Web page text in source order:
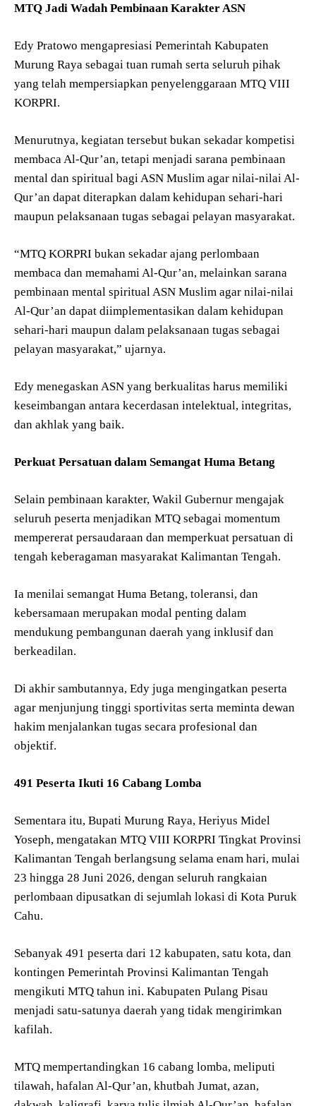
MTQ Jadi Wadah Pembinaan Karakter ASN
Edy Pratowo mengapresiasi Pemerintah Kabupaten
Murung Raya sebagai tuan rumah serta seluruh pihak
yang telah mempersiapkan penyelenggaraan MTQ VIII
KORPRI.
Menurutnya, kegiatan tersebut bukan sekadar kompetisi
membaca Al-Qur’an, tetapi menjadi sarana pembinaan
mental dan spiritual bagi ASN Muslim agar nilai-nilai Al-
Qur’an dapat diterapkan dalam kehidupan sehari-hari
maupun pelaksanaan tugas sebagai pelayan masyarakat.
“MTQ KORPRI bukan sekadar ajang perlombaan
membaca dan memahami Al-Qur’an, melainkan sarana
pembinaan mental spiritual ASN Muslim agar nilai-nilai
Al-Qur’an dapat diimplementasikan dalam kehidupan
sehari-hari maupun dalam pelaksanaan tugas sebagai
pelayan masyarakat,” ujarnya.
Edy menegaskan ASN yang berkualitas harus memiliki
keseimbangan antara kecerdasan intelektual, integritas,
dan akhlak yang baik.
Perkuat Persatuan dalam Semangat Huma Betang
Selain pembinaan karakter, Wakil Gubernur mengajak
seluruh peserta menjadikan MTQ sebagai momentum
mempererat persaudaraan dan memperkuat persatuan di
tengah keberagaman masyarakat Kalimantan Tengah.
Ia menilai semangat Huma Betang, toleransi, dan
kebersamaan merupakan modal penting dalam
mendukung pembangunan daerah yang inklusif dan
berkeadilan.
Di akhir sambutannya, Edy juga mengingatkan peserta
agar menjunjung tinggi sportivitas serta meminta dewan
hakim menjalankan tugas secara profesional dan
objektif.
491 Peserta Ikuti 16 Cabang Lomba
Sementara itu, Bupati Murung Raya, Heriyus Midel
Yoseph, mengatakan MTQ VIII KORPRI Tingkat Provinsi
Kalimantan Tengah berlangsung selama enam hari, mulai
23 hingga 28 Juni 2026, dengan seluruh rangkaian
perlombaan dipusatkan di sejumlah lokasi di Kota Puruk
Cahu.
Sebanyak 491 peserta dari 12 kabupaten, satu kota, dan
kontingen Pemerintah Provinsi Kalimantan Tengah
mengikuti MTQ tahun ini. Kabupaten Pulang Pisau
menjadi satu-satunya daerah yang tidak mengirimkan
kafilah.
MTQ mempertandingkan 16 cabang lomba, meliputi
tilawah, hafalan Al-Qur’an, khutbah Jumat, azan,